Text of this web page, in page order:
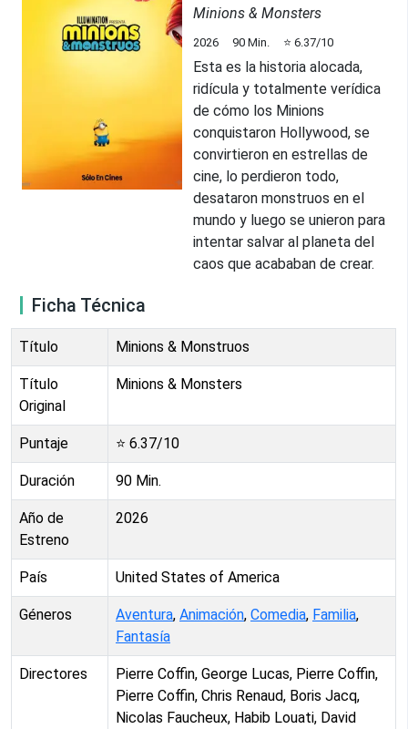
Minions & Monsters
2026 90 Min. ⭐ 6.37/10
Esta es la historia alocada,
ridícula y totalmente verídica
de cómo los Minions
conquistaron Hollywood, se
convirtieron en estrellas de
cine, lo perdieron todo,
desataron monstruos en el
mundo y luego se unieron para
intentar salvar al planeta del
caos que acababan de crear.
Ficha Técnica
Título Minions & Monstruos
Título
Original
Minions & Monsters
Puntaje ⭐ 6.37/10
Duración 90 Min.
Año de
Estreno
2026
País United States of America
Géneros Aventura, Animación, Comedia, Familia,
Fantasía
Directores
Pierre Coffin, George Lucas, Pierre Coffin,
Pierre Coffin, Chris Renaud, Boris Jacq,
Nicolas Faucheux, Habib Louati, David